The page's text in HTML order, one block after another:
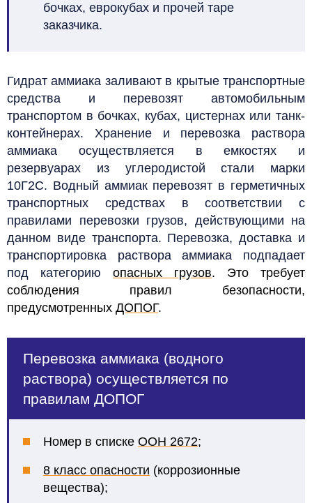
бочках, еврокубах и прочей таре
заказчика.
Гидрат аммиака заливают в крытые транспортные
средства и перевозят автомобильным
транспортом в бочках, кубах, цистернах или танк-
контейнерах. Хранение и перевозка раствора
аммиака осуществляется в емкостях и
резервуарах из углеродистой стали марки
10Г2С. Водный аммиак перевозят в герметичных
транспортных средствах в соответствии с
правилами перевозки грузов, действующими на
данном виде транспорта. Перевозка, доставка и
транспортировка раствора аммиака подпадает
под категорию опасных грузов. Это требует
соблюдения правил безопасности,
предусмотренных ДОПОГ.
Перевозка аммиака (водного
раствора) осуществляется по
правилам ДОПОГ
Номер в списке ООН 2672;
8 класс опасности (коррозионные
вещества);